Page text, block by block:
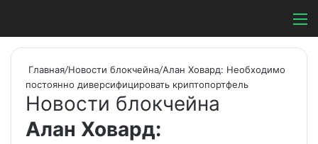
Switch skin
Главная/Новости блокчейна/Алан Ховард: Необходимо
постоянно диверсифицировать криптопортфель
Новости блокчейна
Алан Ховард: